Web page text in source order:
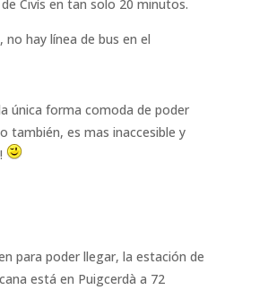
Civís en tan solo 20 minutos.
no hay línea de bus en el
única forma comoda de poder
también, es mas inaccesible y
para poder llegar, la estación de
está en Puigcerdà a 72